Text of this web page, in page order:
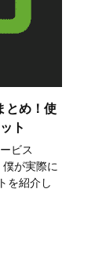
とめ！使
ト
ビス
が実際に
を紹介し